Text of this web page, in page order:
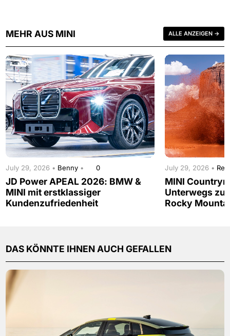
MEHR AUS MINI ALLE ANZEIGEN →
July 29, 2026 • Benny • 0
JD Power APEAL 2026: BMW &
MINI mit erstklassiger
Kundenzufriedenheit
July 29, 2026 •
MINI
Unterwegs
Rocky
DAS KÖNNTE IHNEN AUCH GEFALLEN